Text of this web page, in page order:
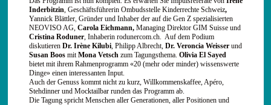
Inderbitzin, Geschäftsführerin Ombudsstelle Kinderrechte Schweiz,
Yannick Blättler, Gründer und Inhaber der auf die Gen Z spezialisierten
NEOVISO AG, Carola Eichmann, Managing Direktor GIM Suisse und
Cristina Roduner, Inhaberin rodunercom.ch. Auf dem Podium
diskutieren Dr. Irène Kilubi, Philipp Albrecht, Dr. Veroncia Weisserund
Susan BoosmitMona Vetsch zum Tagungsthema. Olivia El Sayed
bietet mit ihrem Rahmenprogramm «20 (mehr oder minder) wissenswerte
Dinge» einen interessanten Input.
Auch der Genuss kommt nicht zu kurz, Willkommenskaffee, Apéro,
Stehdinner und Mocktailbar runden das Programm ab.
Die Tagung spricht Menschen aller Generationen, aller Positionen und